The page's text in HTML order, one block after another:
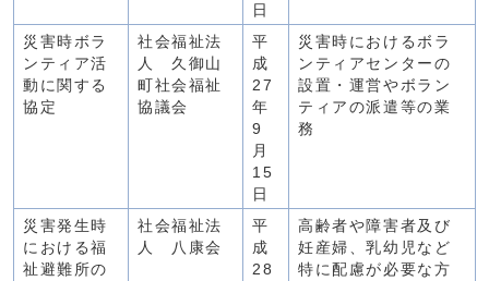
日
災害時ボラ
ンティア活
動に関する
協定
社会福祉法
人 久御山
町社会福祉
協議会
平
成
27
年
9
月
15
日
災害時におけるボラ
ンティアセンターの
設置・運営やボラン
ティアの派遣等の業
務
災害発生時
における福
祉避難所の
社会福祉法
人 八康会
平
成
28
高齢者や障害者及び
妊産婦、乳幼児など
特に配慮が必要な方